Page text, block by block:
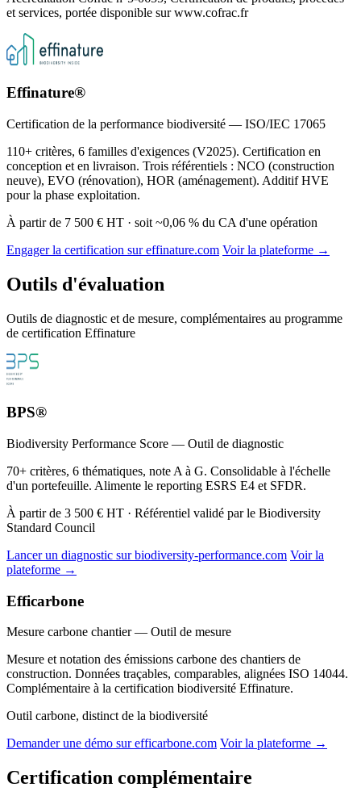
et services, portée disponible sur www.cofrac.fr
Effinature®
Certification de la performance biodiversité — ISO/IEC 17065
110+ critères, 6 familles d'exigences (V2025). Certification en
conception et en livraison. Trois référentiels : NCO (construction
neuve), EVO (rénovation), HOR (aménagement). Additif HVE
pour la phase exploitation.
À partir de 7 500 € HT · soit ~0,06 % du CA d'une opération
Engager la certification sur effinature.com Voir la plateforme →
Outils d'évaluation
Outils de diagnostic et de mesure, complémentaires au programme
de certification Effinature
BPS®
Biodiversity Performance Score — Outil de diagnostic
70+ critères, 6 thématiques, note A à G. Consolidable à l'échelle
d'un portefeuille. Alimente le reporting ESRS E4 et SFDR.
À partir de 3 500 € HT · Référentiel validé par le Biodiversity
Standard Council
Lancer un diagnostic sur biodiversity-performance.com Voir la
plateforme →
Efficarbone
Mesure carbone chantier — Outil de mesure
Mesure et notation des émissions carbone des chantiers de
construction. Données traçables, comparables, alignées ISO 14044.
Complémentaire à la certification biodiversité Effinature.
Outil carbone, distinct de la biodiversité
Demander une démo sur efficarbone.com Voir la plateforme →
Certification complémentaire